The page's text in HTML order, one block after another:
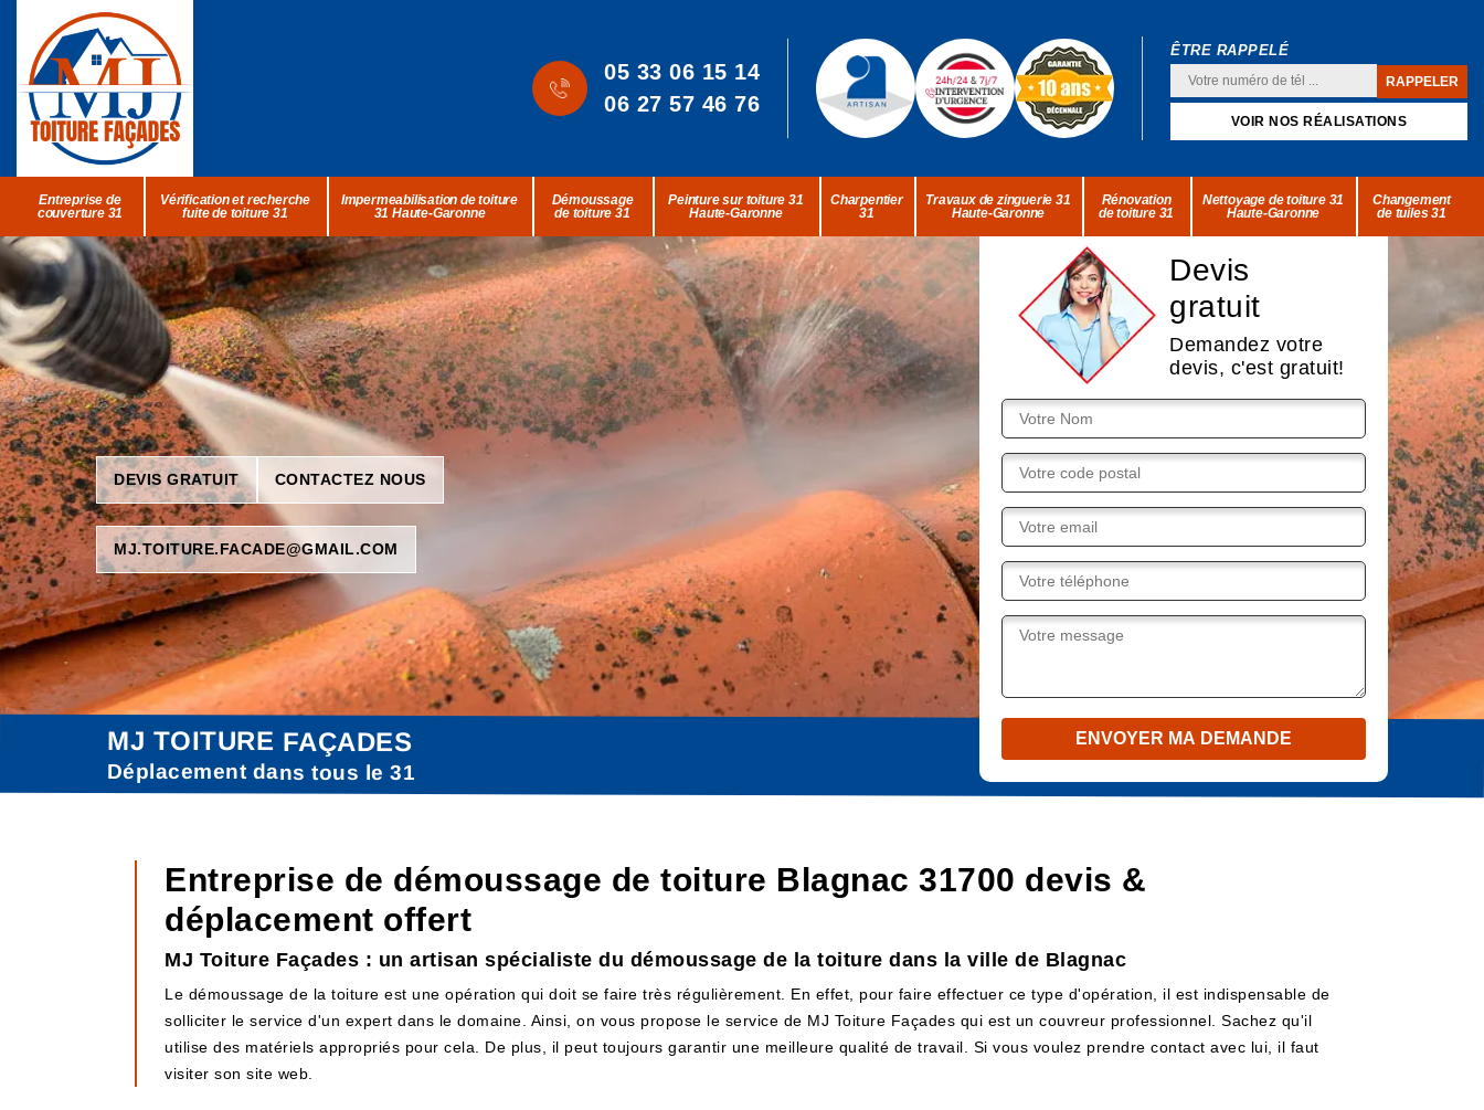
05 33 06 15 14
06 27 57 46 76
ÊTRE RAPPELÉ
VOIR NOS RÉALISATIONS
Entreprise de
couverture 31
Vérification et recherche
fuite de toiture 31
Impermeabilisation de toiture
31 Haute-Garonne
Démoussage
de toiture 31
Peinture sur toiture 31
Haute-Garonne
Charpentier
31
Travaux de zinguerie 31
Haute-Garonne
Rénovation
de toiture 31
Nettoyage de toiture 31
Haute-Garonne
Changement
de tuiles 31
DEVIS GRATUIT CONTACTEZ NOUS
MJ.TOITURE.FACADE@GMAIL.COM
Devis
gratuit
Demandez votre
devis, c'est gratuit!
MJ TOITURE FAÇADES
Déplacement dans tous le 31
Entreprise de démoussage de toiture Blagnac 31700 devis &
déplacement offert
MJ Toiture Façades : un artisan spécialiste du démoussage de la toiture dans la ville de Blagnac
Le démoussage de la toiture est une opération qui doit se faire très régulièrement. En effet, pour faire effectuer ce type d'opération, il est indispensable de
solliciter le service d'un expert dans le domaine. Ainsi, on vous propose le service de MJ Toiture Façades qui est un couvreur professionnel. Sachez qu'il
utilise des matériels appropriés pour cela. De plus, il peut toujours garantir une meilleure qualité de travail. Si vous voulez prendre contact avec lui, il faut
visiter son site web.